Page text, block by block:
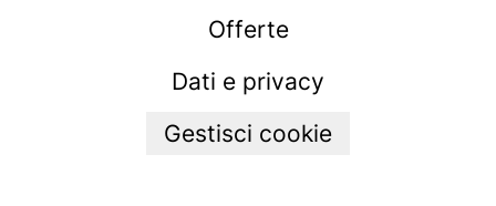
Offerte
Dati e privacy
Gestisci cookie